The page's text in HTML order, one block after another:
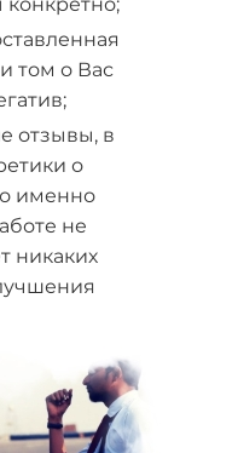
том о Вас
отзывы, в
о
именно
не
никаких